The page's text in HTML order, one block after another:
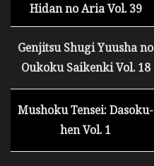
Hidan no Aria Vol. 39
Genjitsu Shugi Yuusha no
Oukoku Saikenki Vol. 18
Mushoku Tensei: Dasoku-
hen Vol. 1